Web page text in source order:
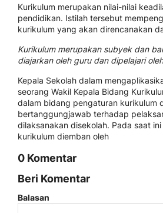
Kurikulum merupakan nilai-nilai
pendidikan. Istilah tersebut
kurikulum yang akan direncanakan
Kurikulum merupakan subyek dan
diajarkan oleh guru dan dipelajari
Kepala Sekolah dalam
seorang Wakil Kepala Bidang
dalam bidang pengaturan kurikulum
bertanggungjawab terhadap
dilaksanakan disekolah. Pada saat
kurikulum diemban oleh
0 Komentar
Beri Komentar
Balasan